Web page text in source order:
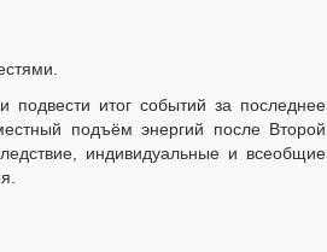
итог событий за последнее
подъём энергий после Второй
индивидуальные и всеобщие